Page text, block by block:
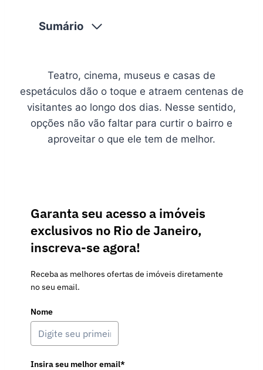
Sumário
Teatro, cinema, museus e casas de
espetáculos dão o toque e atraem centenas de
visitantes ao longo dos dias. Nesse sentido,
opções não vão faltar para curtir o bairro e
aproveitar o que ele tem de melhor.
Garanta seu acesso a imóveis
exclusivos no Rio de Janeiro,
inscreva-se agora!
Receba as melhores ofertas de imóveis diretamente
no seu email.
Nome
Insira seu melhor email*